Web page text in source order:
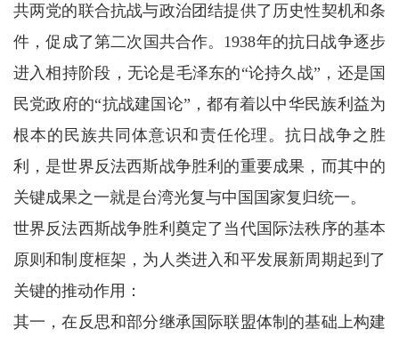
共两党的联合抗战与政治团结提供了历史性契机和条
件，促成了第二次国共合作。1938年的抗日战争逐步
进入相持阶段，无论是毛泽东的“论持久战”，还是国
民党政府的“抗战建国论”，都有着以中华民族利益为
根本的民族共同体意识和责任伦理。抗日战争之胜
利，是世界反法西斯战争胜利的重要成果，而其中的
关键成果之一就是台湾光复与中国国家复归统一。
世界反法西斯战争胜利奠定了当代国际法秩序的基本
原则和制度框架，为人类进入和平发展新周期起到了
关键的推动作用：
其一，在反思和部分继承国际联盟体制的基础上构建